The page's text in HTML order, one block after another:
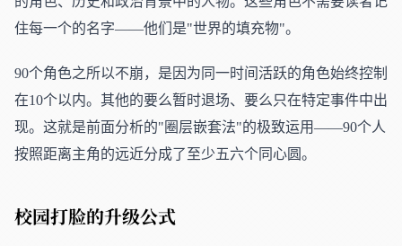
住每一个的名字——他们是"世界的填充物"。
90个角色之所以不崩，是因为同一时间活跃的角色始终控制
在10个以内。其他的要么暂时退场、要么只在特定事件中出
现。这就是前面分析的"圈层嵌套法"的极致运用——90个人
按照距离主角的远近分成了至少五六个同心圆。
校园打脸的升级公式